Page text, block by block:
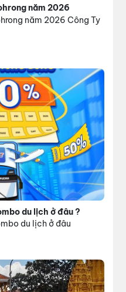
năm 2026
năm 2026 Công Ty
du lịch ở đâu ?
du lịch ở đâu